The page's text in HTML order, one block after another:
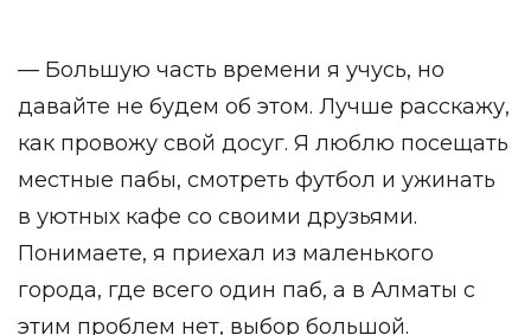
— Большую часть времени я учусь, но
давайте не будем об этом. Лучше расскажу,
как провожу свой досуг. Я люблю посещать
местные пабы, смотреть футбол и ужинать
в уютных кафе со своими друзьями.
Понимаете, я приехал из маленького
города, где всего один паб, а в Алматы с
этим проблем нет, выбор большой.